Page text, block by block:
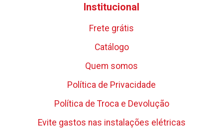
Institucional
Frete grátis
Catálogo
Quem somos
Política de Privacidade
Política de Troca e Devolução
Evite gastos nas instalações elétricas